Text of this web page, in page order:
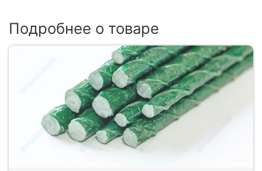
Подробнее о товаре